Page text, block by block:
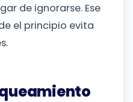
de ignorarse. Ese
el principio evita